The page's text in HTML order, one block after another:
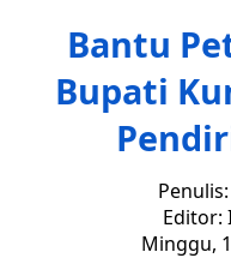
Bantu
Bupati
Penulis:
Editor:
Minggu,